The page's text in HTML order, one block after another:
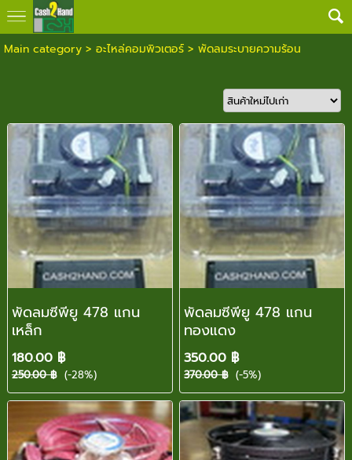
Main category> อะไหล่คอมพิวเตอร์> พัดลมระบายความร้อน
พัดลมซีพียู 478 แกน
เหล็ก
180.00 ฿
250.00 ฿ (-28%)
พัดลมซีพียู 478 แกน
ทองแดง
350.00 ฿
370.00 ฿ (-5%)